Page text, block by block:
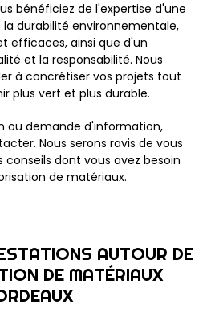
bénéficiez de l'expertise d'une
durabilité environnementale,
efficaces, ainsi que d'un
et la responsabilité. Nous
à concrétiser vos projets tout
plus vert et plus durable.
ou demande d'information,
Nous serons ravis de vous
conseils dont vous avez besoin
de matériaux.
AUTOUR DE
DE MATÉRIAUX